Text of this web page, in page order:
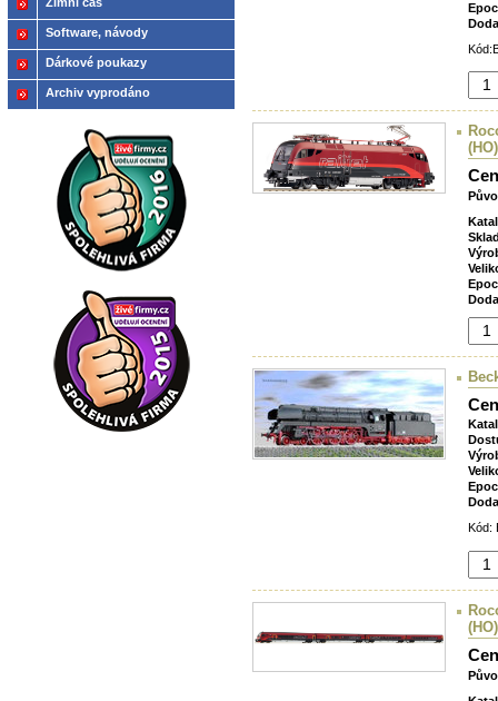
(HO)
Kód:
(HO)
Software, návody
Dárkové poukazy
Archiv vyprodáno